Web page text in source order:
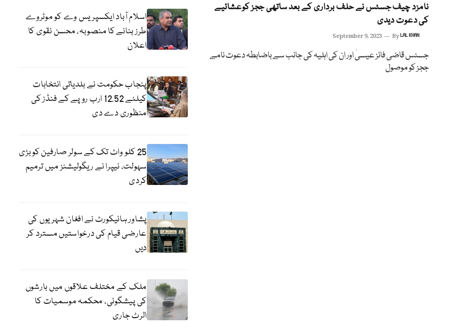
نامزد چیف جسٹس نے حلف برداری کے بعد ساتھی ججز کوعشائیے
کی دعوت دیدی
September 9, 2023 ByLAL KHAN
جسٹس قاضی فائز عیسیٰ اور ان کی اہلیہ کی جانب سے باضابطہ دعوت نامے
ججز کو موصول
اسلام آباد ایکسپریس وے کو موٹروے
طرز بنانے کا منصوبہ، محسن نقوی کا
اعلان
پنجاب حکومت نے بلدیاتی انتخابات
کیلئے 12.52 ارب روپے کے فنڈز کی
منظوری دے دی
25 کلو واٹ تک کے سولر صارفین کو بڑی
سہولت، نیپرا نے ریگولیشنز میں ترمیم
کردی
پشاور ہائیکورٹ نے افغان شہریوں کی
عارضی قیام کی درخواستیں مسترد کر
دیں
ملک کے مختلف علاقوں میں بارشوں
کی پیشگوئی، محکمہ موسمیات کا
الرٹ جاری